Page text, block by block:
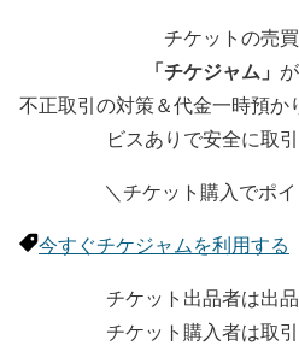
チケットの売
「チケジャム」
不正取引の対策＆代金一時預か
ビスありで安全に取
＼チケット購入でポ
今すぐチケジャムを利用する
チケット出品者は出
チケット購入者は取